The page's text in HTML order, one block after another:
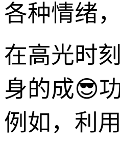
各种情绪
在高光时
身的成😎
例如，利